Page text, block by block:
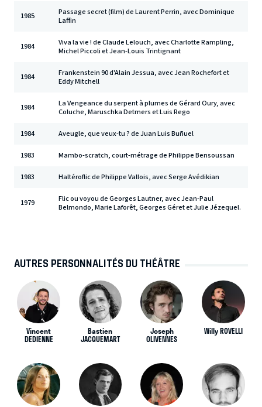
1985
Passage secret (film) de Laurent Perrin, avec Dominique
Laffin
1984
Viva la vie ! de Claude Lelouch, avec Charlotte Rampling,
Michel Piccoli et Jean-Louis Trintignant
1984
Frankenstein 90 d'Alain Jessua, avec Jean Rochefort et
Eddy Mitchell
1984
La Vengeance du serpent à plumes de Gérard Oury, avec
Coluche, Maruschka Detmers et Luis Rego
1984 Aveugle, que veux-tu ? de Juan Luis Buñuel
1983 Mambo-scratch, court-métrage de Philippe Bensoussan
1983 Haltéroflic de Philippe Vallois, avec Serge Avédikian
1979
Flic ou voyou de Georges Lautner, avec Jean-Paul
Belmondo, Marie Laforêt, Georges Géret et Julie Jézequel.
AUTRES PERSONNALITÉS DU THÉÂTRE
Vincent
DEDIENNE
Bastien
JACQUEMART
Joseph
OLIVENNES
Willy ROVELLI